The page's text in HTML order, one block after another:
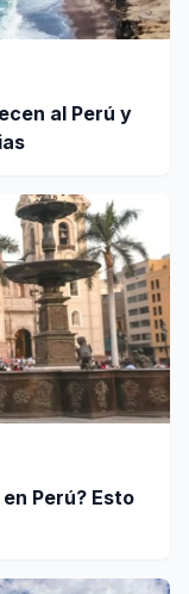
al Perú y
Perú? Esto